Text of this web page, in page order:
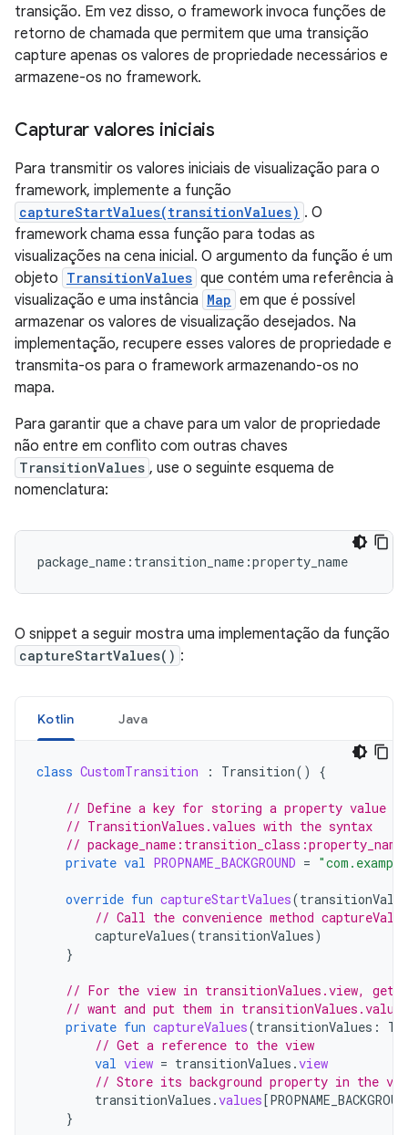
transição. Em vez disso, o framework invoca funções de
retorno de chamada que permitem que uma transição
capture apenas os valores de propriedade necessários e
armazene-os no framework.
Capturar valores iniciais
Para transmitir os valores iniciais de visualização para o
framework, implemente a função
captureStartValues(transitionValues) . O
framework chama essa função para todas as
visualizações na cena inicial. O argumento da função é um
objeto TransitionValues que contém uma referência à
visualização e uma instância Map em que é possível
armazenar os valores de visualização desejados. Na
implementação, recupere esses valores de propriedade e
transmita-os para o framework armazenando-os no
mapa.
Para garantir que a chave para um valor de propriedade
não entre em conflito com outras chaves
TransitionValues , use o seguinte esquema de
nomenclatura:
package_name:transition_name:property_name
O snippet a seguir mostra uma implementação da função
captureStartValues() :
Kotlin Java
class CustomTransition : Transition() {
// Define a key for storing a property value in
// TransitionValues.values with the syntax
//
private val PROPNAME_BACKGROUND =
override fun captureStartValues(
// Call the convenience method
captureValues(transitionValues)
}
// For the view in transitionValues.view, get
// want and put them in transitionValues.values
private fun captureValues(transitionValues :
// Get a reference to the view
val view = transitionValues .view
// Store its background property in the
transitionValues .values[
}